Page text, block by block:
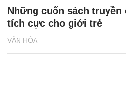
VĂN HÓA
Những cuốn sách truyền
tích cực cho giới trẻ